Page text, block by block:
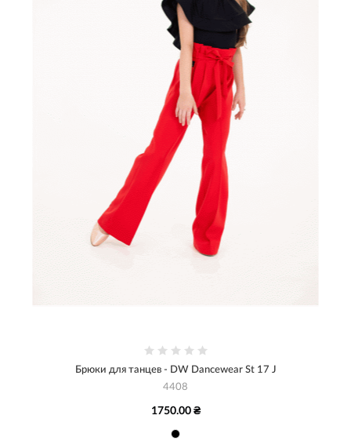
Брюки для танцев - DW Dancewear St 17 J
4408
1750.00 ₴